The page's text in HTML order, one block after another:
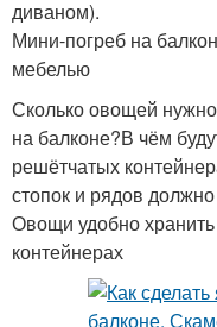
диваном).
Мини-погреб на
мебелью
Сколько овощей
на балконе?В чём
решётчатых
стопок и рядов
Овощи удобно
контейнерах